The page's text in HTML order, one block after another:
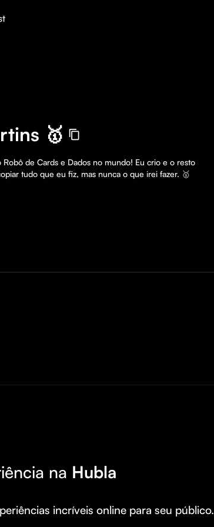
🥇
de Cards e Dados no mundo! Eu crio e o resto
tudo que eu fiz, mas nunca o que irei fazer. 🥇
na Hubla
incríveis online para seu público.